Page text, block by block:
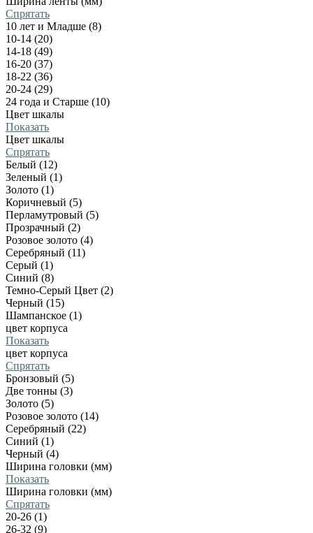
Спрятать
10 лет и Младше (8)
10-14 (20)
14-18 (49)
16-20 (37)
18-22 (36)
20-24 (29)
24 года и Старше (10)
Цвет шкалы
Показать
Цвет шкалы
Спрятать
Белый (12)
Зеленый (1)
Золото (1)
Коричневый (5)
Перламутровый (5)
Прозрачный (2)
Розовое золото (4)
Серебряный (11)
Серый (1)
Синий (8)
Темно-Серый Цвет (2)
Черный (15)
Шампанское (1)
цвет корпуса
Показать
цвет корпуса
Спрятать
Бронзовый (5)
Две тонны (3)
Золото (5)
Розовое золото (14)
Серебряный (22)
Синий (1)
Черный (4)
Ширина головки (мм)
Показать
Ширина головки (мм)
Спрятать
20-26 (1)
26-32 (9)